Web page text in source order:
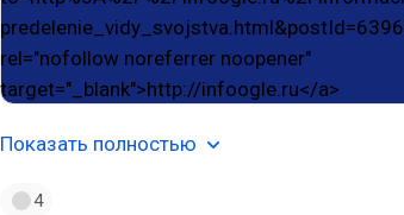
Показать полностью
4